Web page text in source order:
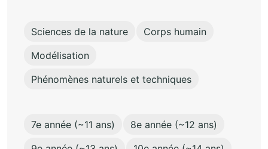
Sciences de la nature
Corps humain
Modélisation
Phénomènes naturels et techniques
7e année (~11 ans)
8e année (~12 ans)